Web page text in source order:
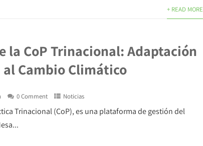
+ READ MORE
la CoP Trinacional: Adaptación
Cambio Climático
0 Comment Noticias
Trinacional (CoP), es una plataforma de gestión del